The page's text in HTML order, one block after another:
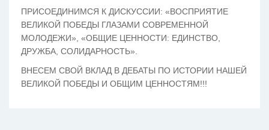
ПРИСОЕДИНИМСЯ К ДИСКУССИИ: «ВОСПРИЯТИЕ
ВЕЛИКОЙ ПОБЕДЫ ГЛАЗАМИ СОВРЕМЕННОЙ
МОЛОДЕЖИ», «ОБЩИЕ ЦЕННОСТИ: ЕДИНСТВО,
ДРУЖБА, СОЛИДАРНОСТЬ».
ВНЕСЕМ СВОЙ ВКЛАД В ДЕБАТЫ ПО ИСТОРИИ НАШЕЙ
ВЕЛИКОЙ ПОБЕДЫ И ОБЩИМ ЦЕННОСТЯМ!!!